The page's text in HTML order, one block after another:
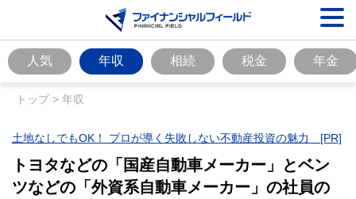
人気 年収 相続 税金 年金
トップ> 年収
土地なしでもOK！ プロが導く失敗しない不動産投資の魅力 [PR]
トヨタなどの「国産自動車メーカー」とベン
ツなどの「外資系自動車メーカー」の社員の